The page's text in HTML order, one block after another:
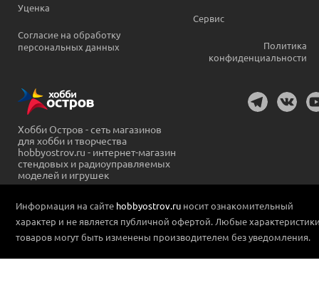
Уценка
Согласие на обработку
персональных данных
Сервис
Политика
конфиденциальности
Хобби Остров - сеть магазинов
для хобби и творчества
hobbyostrov.ru - интернет-магазин
стендовых и радиоуправляемых
моделей и игрушек
Информация на сайте hobbyostrov.ru носит ознакомительный
характер и не является публичной офертой. Любые
товаров могут быть изменены производителем без уведомления.